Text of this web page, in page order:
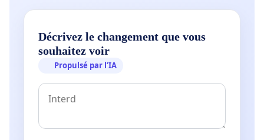
Décrivez le changement que vous
souhaitez voir
Propulsé par l’IA